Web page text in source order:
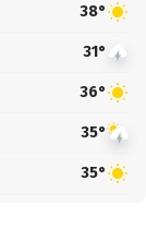
38°
31°
36°
35°
35°